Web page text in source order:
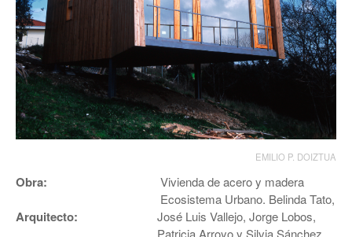
EMILIO P. DOIZTUA
Obra: Vivienda de acero y madera
Arquitecto:
Ecosistema Urbano. Belinda Tato,
José Luis Vallejo, Jorge Lobos,
Patricia Arroyo y Silvia Sánchez